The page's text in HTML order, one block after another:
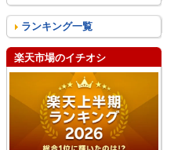
ランキング一覧
楽天市場のイチオシ